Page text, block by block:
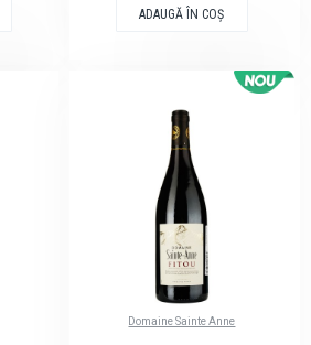
ADAUGĂ ÎN COŞ
Domaine Sainte Anne